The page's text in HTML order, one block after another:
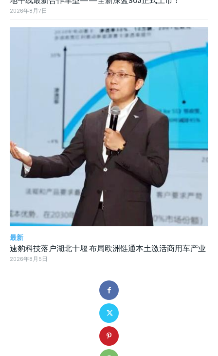
2026年8月7日
最新
速豹科技落户湖北十堰 布局欧洲链通本土激活商用车产业
2026年8月5日